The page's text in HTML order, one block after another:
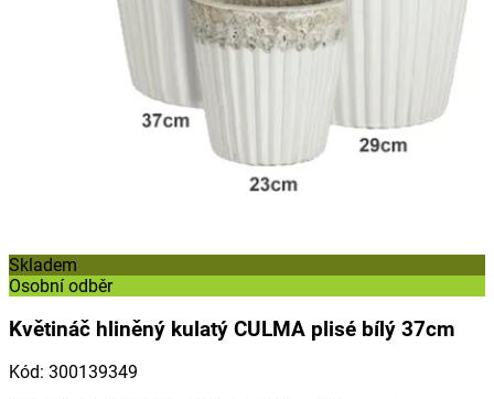
Skladem
Osobní odběr
Květináč hliněný kulatý CULMA plisé bílý 37cm
Kód: 300139349